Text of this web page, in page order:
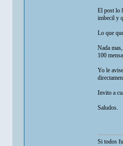
El post lo
imbecil y
Lo que
Nada
100
Yo le
Invito a
Saludos.
Si todos